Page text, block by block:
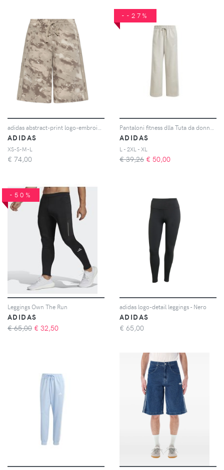
ADIDAS
XS-S-M-L
€ 74,00
--27%
ADIDAS
L - 2XL - XL
€ 39,26 € 50,00
-50%
Leggings Own The Run
ADIDAS
€ 65,00 € 32,50
adidas logo-detail leggings - Nero
ADIDAS
€ 65,00